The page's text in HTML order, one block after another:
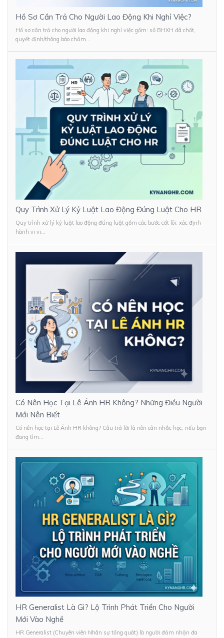
Hồ Sơ Cần Trả Cho Người Lao Động Khi Nghỉ Việc?
Hồ sơ cần trả cho người lao động khi nghỉ việc gồm: sổ BHXH đã chốt,
quyết định/thông báo chấm...
Quy Trình Xử Lý Kỷ Luật Lao Động Đúng Luật Cho HR
Quy trình xử lý kỷ luật lao động đúng luật gồm các bước cốt lõi: xác định
hành vi vi...
Có Nên Học Tại Lê Ánh HR Không? Những Điều Người
Mới Nên Biết
Có nên học tại Lê Ánh HR không? Câu trả lời là nên cân nhắc học, nếu bạn
đang tìm...
HR Generalist Là Gì? Lộ Trình Phát Triển Cho Người
Mới Vào Nghề
HR Generalist (Chuyên viên Nhân sự tổng quát) là người đảm nhận đa